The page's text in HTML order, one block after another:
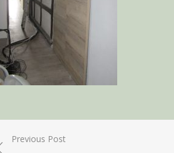
Beitragsnavigation
Previous Post